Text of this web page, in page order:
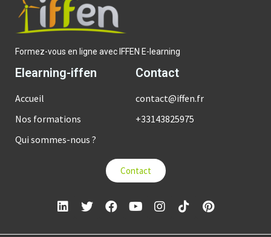
Formez-vous en ligne avec IFFEN E-learning
Elearning-iffen
Accueil
Nos formations
Qui sommes-nous ?
Contact
contact@iffen.fr
+33143825975
Contact